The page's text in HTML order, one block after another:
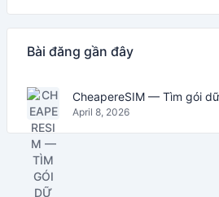
Bài đăng gần đây
April 8, 2026